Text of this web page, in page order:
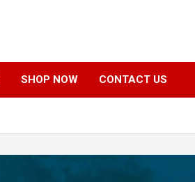
SHOP NOW CONTACT US